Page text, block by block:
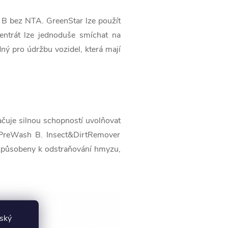
bez NTA. GreenStar lze použít
lze jednoduše smíchat na
pro údržbu vozidel, která mají
silnou schopností uvolňovat
B. Insect&DirtRemover
k odstraňování hmyzu,